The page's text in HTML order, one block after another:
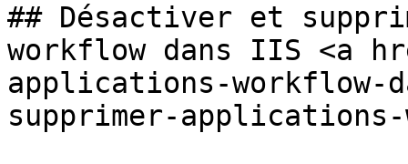
## Désactiver et
workflow dans IIS <a
applications-
supprimer-